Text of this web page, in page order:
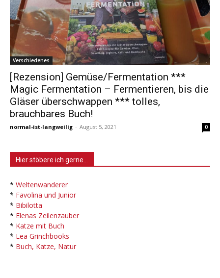
Verschiedenes
[Rezension] Gemüse/Fermentation ***
Magic Fermentation – Fermentieren, bis die
Gläser überschwappen *** tolles,
brauchbares Buch!
normal-ist-langweilig - August 5, 2021 0
Hier stöbere ich gerne…
* Weltenwanderer
* Favolina und Junior
* Bibilotta
* Elenas Zeilenzauber
* Katze mit Buch
* Lea Grinchbooks
* Buch, Katze, Natur